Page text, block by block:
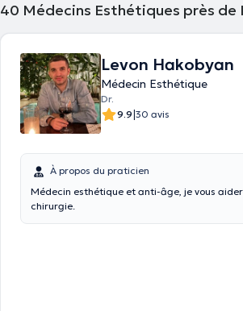
40 Médecins Esthétiques près de
Levon Hakobyan
Médecin Esthétique
Dr.
9.9|30 avis
À propos du praticien
Médecin esthétique et anti-âge, je vous
chirurgie.